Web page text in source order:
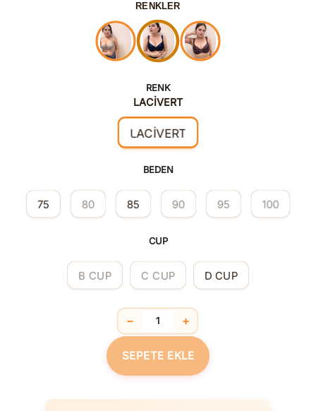
RENKLER
RENK
LACİVERT
LACİVERT
BEDEN
75 80 85 90 95 100
CUP
B CUP C CUP D CUP
Şekillendirici Balenli Soft Visco
− +
SEPETE EKLE